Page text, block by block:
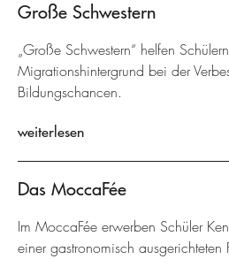
Große Schwestern
„Große Schwestern“ helfen
Migrationshintergrund bei der
Bildungschancen.
weiterlesen
Das MoccaFée
Im MoccaFée erwerben Schüler
einer gastronomisch ausgerichteten